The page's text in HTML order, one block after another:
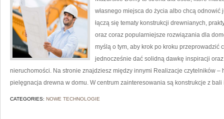
własnego miejsca do życia albo chcą
łączą się tematy konstrukcji drewnianych,
oraz coraz popularniejsze rozwiązania dla
myślą o tym, aby krok po kroku przeprowadzić
jednocześnie dać solidną dawkę inspiracji
nieruchomości. Na stronie znajdziesz między innymi Realizacje czytelników
pielęgnacja drewna w domu. W centrum zainteresowania są konstrukcje z bali
CATEGORIES: NOWE TECHNOLOGIE